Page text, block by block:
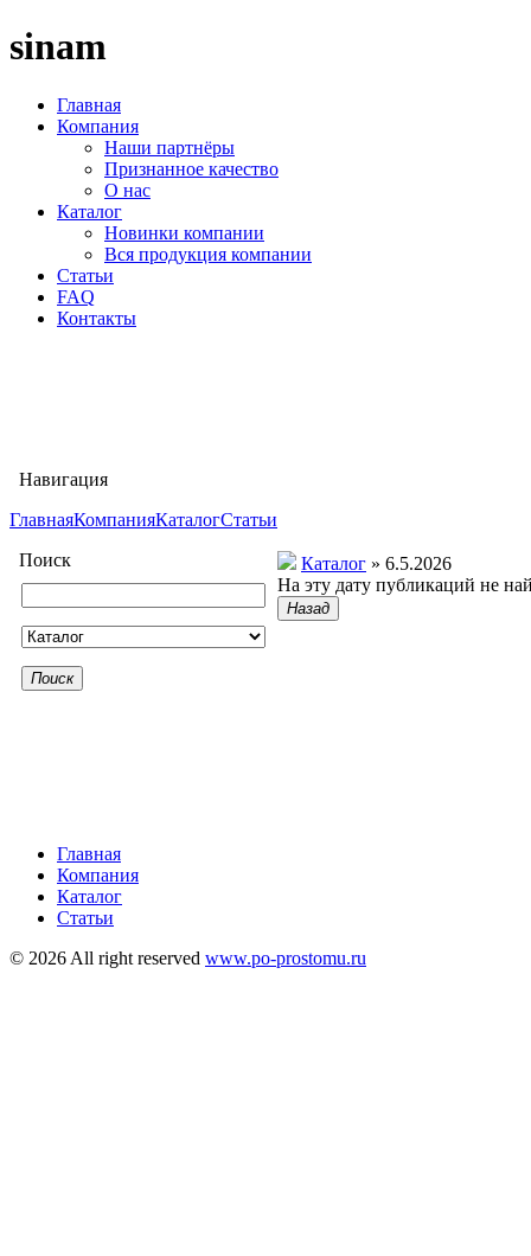
sinam
Главная
Компания
Наши партнёры
Признанное качество
О нас
Каталог
Новинки компании
Вся продукция компании
Статьи
FAQ
Контакты
Навигация
ГлавнаяКомпанияКаталогСтатьи
Поиск
Поиск
Каталог » 6.5.2026
На эту дату публикаций не
Назад
Главная
Компания
Каталог
Статьи
© 2026 All right reserved www.po-prostomu.ru